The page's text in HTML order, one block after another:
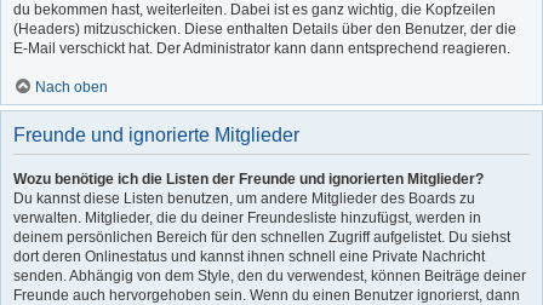
du bekommen hast, weiterleiten. Dabei ist es ganz wichtig, die Kopfzeilen
(Headers) mitzuschicken. Diese enthalten Details über den Benutzer, der die
E-Mail verschickt hat. Der Administrator kann dann entsprechend reagieren.
Nach oben
Freunde und ignorierte Mitglieder
Wozu benötige ich die Listen der Freunde und ignorierten Mitglieder?
Du kannst diese Listen benutzen, um andere Mitglieder des Boards zu
verwalten. Mitglieder, die du deiner Freundesliste hinzufügst, werden in
deinem persönlichen Bereich für den schnellen Zugriff aufgelistet. Du siehst
dort deren Onlinestatus und kannst ihnen schnell eine Private Nachricht
senden. Abhängig von dem Style, den du verwendest, können Beiträge deiner
Freunde auch hervorgehoben sein. Wenn du einen Benutzer ignorierst, dann